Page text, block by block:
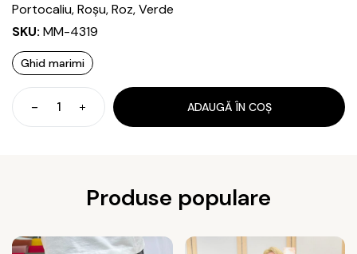
Portocaliu, Roșu, Roz, Verde
SKU: MM-4319
Ghid marimi
Cantitate
Pantaloni
ADAUGĂ ÎN COȘ
Produse populare